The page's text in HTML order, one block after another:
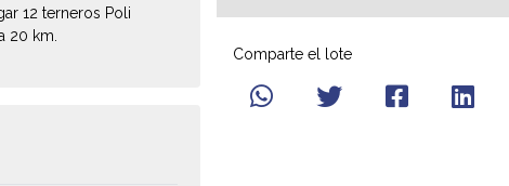
12 terneros Poli
20 km.
Comparte el lote